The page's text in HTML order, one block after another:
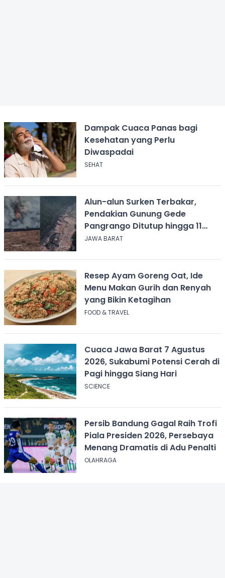
Dampak Cuaca Panas bagi
Kesehatan yang Perlu
Diwaspadai
SEHAT
Alun-alun Surken Terbakar,
Pendakian Gunung Gede
Pangrango Ditutup hingga 11
Agustus 2026
JAWA BARAT
Resep Ayam Goreng Oat, Ide
Menu Makan Gurih dan Renyah
yang Bikin Ketagihan
FOOD & TRAVEL
Cuaca Jawa Barat 7 Agustus
2026, Sukabumi Potensi Cerah di
Pagi hingga Siang Hari
SCIENCE
Persib Bandung Gagal Raih Trofi
Piala Presiden 2026, Persebaya
Menang Dramatis di Adu Penalti
OLAHRAGA